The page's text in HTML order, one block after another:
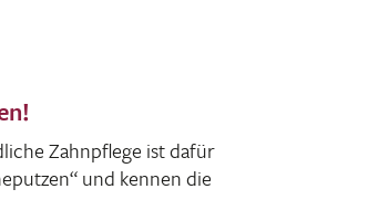
Zahn­pflege ist dafür
und kennen die